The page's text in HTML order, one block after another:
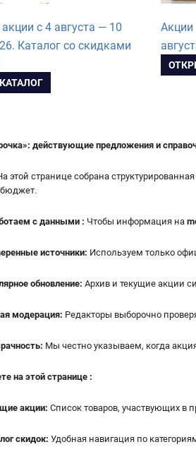
с 4 августа — 10
Каталог со скидками
Акции
действующие предложения и
этой странице собрана
с данными : Чтобы информация на
источники: Используем только
обновление: Архив и текущие акции
модерация: Редакторы выборочно
Мы честно указываем, когда
на этой странице :
акции: Список товаров, участвующих в
скидок: Удобная навигация по